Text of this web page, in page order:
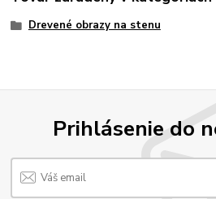
Drevené obrazy na stenu
Prihlásenie do